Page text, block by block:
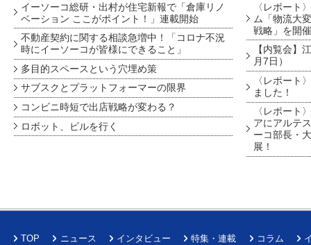
イーソーコ総研・出村が住宅新報で「倉庫リノ
ベーション ここがポイント！」連載開始
不動産契約に関する相談急増中！「コロナ不況
時にイーソーコが皆様にできること」
多目的スペースという穴埋め策
サブスクとプラットフォーマーの限界
コンビニ時短で出店戦略が変わる？
ロボット、ビルを行く
〈レポート
ム「物流大
戦略」を開
【内覧会】
月7日）
〈レポート
ました！
〈レポート
アにアルテ
ーコ部長・
展！
TOP ニュース インタビュー 特集・連載 コラム